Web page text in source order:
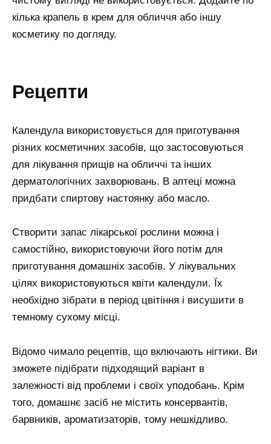
кілька крапель в крем для обличчя або іншу
косметику по догляду.
рецепти
Календула використовується для приготування
різних косметичних засобів, що застосовуються
для лікування прищів на обличчі та інших
дерматологічних захворювань. В аптеці можна
придбати спиртову настоянку або масло.
Створити запас лікарської рослини можна і
самостійно, використовуючи його потім для
приготування домашніх засобів. У лікувальних
цілях використовуються квіти календули. Їх
необхідно зібрати в період цвітіння і висушити в
темному сухому місці.
Відомо чимало рецептів, що включають нігтики. Ви
зможете підібрати підходящий варіант в
залежності від проблеми і своїх уподобань. Крім
того, домашнє засіб не містить консервантів,
барвників, ароматизаторів, тому нешкідливо.